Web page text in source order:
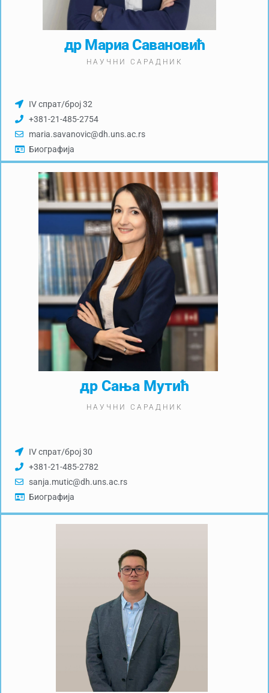
др Мариа Савановић
НАУЧНИ САРАДНИК
IV спрат/број 32
+381-21-485-2754
maria.savanovic@dh.uns.ac.rs
Биографија
др Сања Мутић
НАУЧНИ САРАДНИК
IV спрат/број 30
+381-21-485-2782
sanja.mutic@dh.uns.ac.rs
Биографија